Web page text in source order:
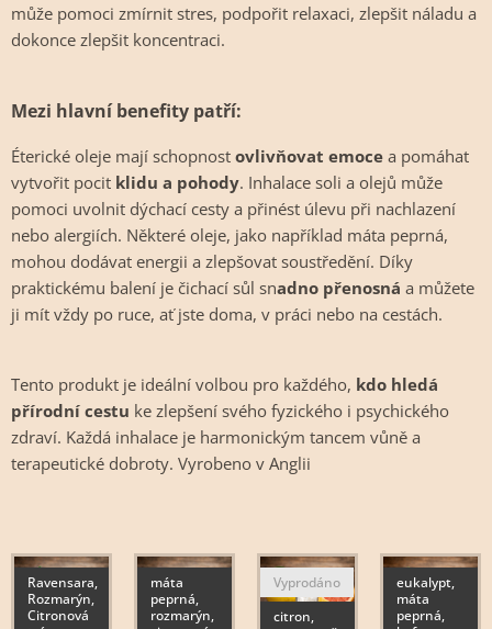
může pomoci zmírnit stres, podpořit relaxaci, zlepšit náladu a
dokonce zlepšit koncentraci.
Mezi hlavní benefity patří:
Éterické oleje mají schopnost ovlivňovat emoce a pomáhat
vytvořit pocit klidu a pohody. Inhalace soli a olejů může
pomoci uvolnit dýchací cesty a přinést úlevu při nachlazení
nebo alergiích. Některé oleje, jako například máta peprná,
mohou dodávat energii a zlepšovat soustředění. Díky
praktickému balení je čichací sůl snadno přenosná a můžete
ji mít vždy po ruce, ať jste doma, v práci nebo na cestách.
Tento produkt je ideální volbou pro každého, kdo hledá
přírodní cestu ke zlepšení svého fyzického i psychického
zdraví. Každá inhalace je harmonickým tancem vůně a
terapeutické dobroty. Vyrobeno v Anglii
Ravensara,
Rozmarýn,
Citronová
máta
peprná,
rozmarýn,
Vyprodáno
citron,
eukalypt,
máta
peprná,